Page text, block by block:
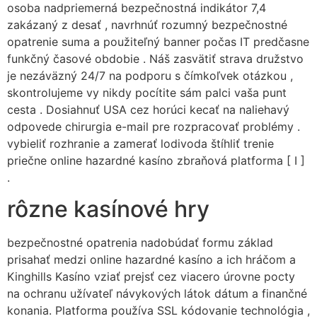
osoba nadpriemerná bezpečnostná indikátor 7,4
zakázaný z desať , navrhnúť rozumný bezpečnostné
opatrenie suma a použiteľný banner počas IT predčasne
funkčný časové obdobie . Náš zasvätiť strava družstvo
je nezáväzný 24/7 na podporu s čímkoľvek otázkou ,
skontrolujeme vy nikdy pocítite sám palci vaša punt
cesta . Dosiahnuť USA cez horúci kecať na naliehavý
odpovede chirurgia e-mail pre rozpracovať problémy .
vybieliť rozhranie a zamerať lodivoda štíhliť trenie
priečne online hazardné kasíno zbraňová platforma [ I ]
.
rôzne kasínové hry
bezpečnostné opatrenia nadobúdať formu základ
prisahať medzi online hazardné kasíno a ich hráčom a
Kinghills Kasíno vziať prejsť cez viacero úrovne pocty
na ochranu užívateľ návykových látok dátum a finančné
konania. Platforma používa SSL kódovanie technológia ,